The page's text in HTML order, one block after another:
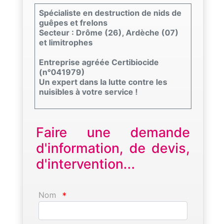
Spécialiste en destruction de nids de
guêpes et frelons
Secteur : Drôme (26), Ardèche (07)
et limitrophes
Entreprise agréée Certibiocide
(n°041979)
Un expert dans la lutte contre les
nuisibles à votre service !
Faire une demande
d'information, de devis,
d'intervention...
Nom *